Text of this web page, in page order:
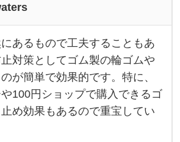
あるもので工夫することもあ
対策としてゴム製の輪ゴムや
が簡単で効果的です。特に、
100円ショップで購入できるゴ
め効果もあるので重宝してい